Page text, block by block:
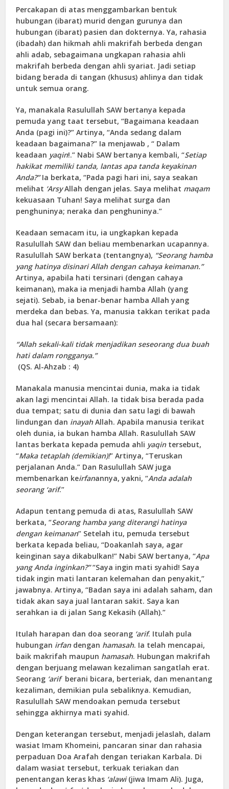
Percakapan di atas menggambarkan bentuk
hubungan (ibarat) murid dengan gurunya dan
hubungan (ibarat) pasien dan dokternya. Ya, rahasia
(ibadah) dan hikmah ahli makrifah berbeda dengan
ahli adab, sebagaimana ungkapan rahasia ahli
makrifah berbeda dengan ahli syariat. Jadi setiap
bidang berada di tangan (khusus) ahlinya dan tidak
untuk semua orang.
Ya, manakala Rasulullah SAW bertanya kepada
pemuda yang taat tersebut, “Bagaimana keadaan
Anda (pagi ini)?” Artinya, “Anda sedang dalam
keadaan bagaimana?” Ia menjawab , “ Dalam
keadaan yaqin!.” Nabi SAW bertanya kembali, “Setiap
hakikat memiliki tanda, lantas apa tanda keyakinan
Anda?”Ia berkata, “Pada pagi hari ini, saya seakan
melihat ‘ArsyAllah dengan jelas. Saya melihat maqam
kekuasaan Tuhan! Saya melihat surga dan
penghuninya; neraka dan penghuninya.”
Keadaan semacam itu, ia ungkapkan kepada
Rasulullah SAW dan beliau membenarkan ucapannya.
Rasulullah SAW berkata (tentangnya), “Seorang hamba
yang hatinya disinari Allah dengan cahaya keimanan.”
Artinya, apabila hati tersinari (dengan cahaya
keimanan), maka ia menjadi hamba Allah (yang
sejati). Sebab, ia benar-benar hamba Allah yang
merdeka dan bebas. Ya, manusia takkan terikat pada
dua hal (secara bersamaan):
“Allah sekali-kali tidak menjadikan seseorang dua buah
hati dalam rongganya.”
(QS. Al-Ahzab : 4)
Manakala manusia mencintai dunia, maka ia tidak
akan lagi mencintai Allah. Ia tidak bisa berada pada
dua tempat; satu di dunia dan satu lagi di bawah
lindungan dan inayah Allah. Apabila manusia terikat
oleh dunia, ia bukan hamba Allah. Rasulullah SAW
lantas berkata kepada pemuda ahli yaqin tersebut,
“Maka tetaplah (demikian)!” Artinya, “Teruskan
perjalanan Anda.” Dan Rasulullah SAW juga
membenarkan keirfanannya, yakni, “Anda adalah
seorang ‘arif.”
Adapun tentang pemuda di atas, Rasulullah SAW
berkata, “Seorang hamba yang diterangi hatinya
dengan keimanan” Setelah itu, pemuda tersebut
berkata kepada beliau, “Doakanlah saya, agar
keinginan saya dikabulkan!” Nabi SAW bertanya, “Apa
yang Anda inginkan?”“Saya ingin mati syahid! Saya
tidak ingin mati lantaran kelemahan dan penyakit,”
jawabnya. Artinya, “Badan saya ini adalah saham, dan
tidak akan saya jual lantaran sakit. Saya kan
serahkan ia di jalan Sang Kekasih (Allah).”
Itulah harapan dan doa seorang ‘arif. Itulah pula
hubungan irfan dengan hamasah. Ia telah mencapai,
baik makrifah maupun hamasah. Hubungan makrifah
dengan berjuang melawan kezaliman sangatlah erat.
Seorang ‘arifberani bicara, berteriak, dan menantang
kezaliman, demikian pula sebaliknya. Kemudian,
Rasulullah SAW mendoakan pemuda tersebut
sehingga akhirnya mati syahid.
Dengan keterangan tersebut, menjadi jelaslah, dalam
wasiat Imam Khomeini, pancaran sinar dan rahasia
perpaduan Doa Arafah dengan teriakan Karbala. Di
dalam wasiat tersebut, terkuak teriakan dan
penentangan keras khas ‘alawi(jiwa Imam Ali). Juga,